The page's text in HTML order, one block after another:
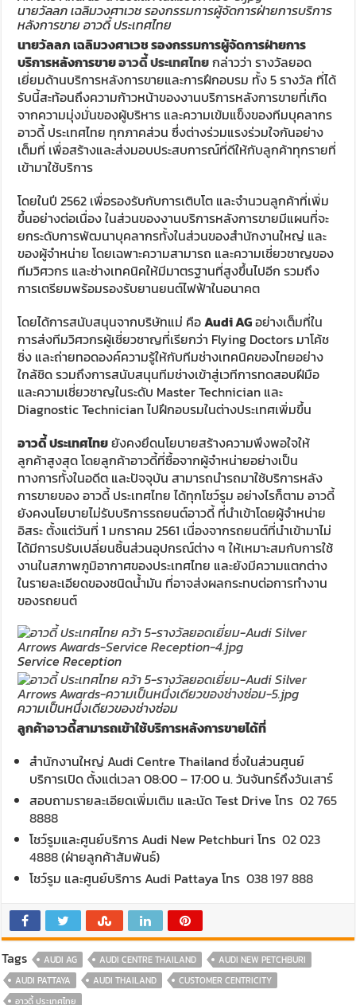
นายวัลลภ เฉลิมวงศาเวช รองกรรมการผู้จัดการฝ่ายการบริการ
หลังการขาย อาวดี้ ประเทศไทย
นายวัลลภ เฉลิมวงศาเวช รองกรรมการผู้จัดการฝ่ายการ
บริการหลังการขายอาวดี้ ประเทศไทยกล่าวว่า รางวัลยอด
เยี่ยมด้านบริการหลังการขายและการฝึกอบรม ทั้ง 5 รางวัล ที่ได้
รับนี้สะท้อนถึงความก้าวหน้าของงานบริการหลังการขายที่เกิด
จากความมุ่งมั่นของผู้บริหาร และความเข้มแข็งของทีมบุคลากร
อาวดี้ ประเทศไทย ทุกภาคส่วน ซึ่งต่างร่วมแรงร่วมใจกันอย่าง
เต็มที่ เพื่อสร้างและส่งมอบประสบการณ์ที่ดีให้กับลูกค้าทุกรายที่
เข้ามาใช้บริการ
โดยในปี 2562 เพื่อรองรับกับการเติบโต และจำนวนลูกค้าที่เพิ่ม
ขึ้นอย่างต่อเนื่อง ในส่วนของงานบริการหลังการขายมีแผนที่จะ
ยกระดับการพัฒนาบุคลากรทั้งในส่วนของสำนักงานใหญ่ และ
ของผู้จำหน่าย โดยเฉพาะความสามารถ และความเชี่ยวชาญของ
ทีมวิศวกร และช่างเทคนิคให้มีมาตรฐานที่สูงขึ้นไปอีก รวมถึง
การเตรียมพร้อมรองรับยานยนต์ไฟฟ้าในอนาคต
โดยได้การสนับสนุนจากบริษัทแม่ คือAudi AGอย่างเต็มที่ใน
การส่งทีมวิศวกรผู้เชี่ยวชาญที่เรียกว่า Flying Doctors มาโค้ช
ชิ่ง และถ่ายทอดองค์ความรู้ให้กับทีมช่างเทคนิคของไทยอย่าง
ใกล้ชิด รวมถึงการสนับสนุนทีมช่างเข้าสู่เวทีการทดสอบฝีมือ
และความเชี่ยวชาญในระดับ Master Technician และ
Diagnostic Technician ไปฝึกอบรมในต่างประเทศเพิ่มขึ้น
อาวดี้ ประเทศไทยยังคงยึดนโยบายสร้างความพึงพอใจให้
ลูกค้าสูงสุด โดยลูกค้าอาวดี้ที่ซื้อจากผู้จำหน่ายอย่างเป็น
ทางการทั้งในอดีต และปัจจุบัน สามารถนำรถมาใช้บริการหลัง
การขายของ อาวดี้ ประเทศไทย ได้ทุกโชว์รูม อย่างไรก็ตาม อาวดี้
ยังคงนโยบายไม่รับบริการรถยนต์อาวดี้ ที่นำเข้าโดยผู้จำหน่าย
อิสระ ตั้งแต่วันที่ 1 มกราคม 2561 เนื่องจากรถยนต์ที่นำเข้ามาไม่
ได้มีการปรับเปลี่ยนชิ้นส่วนอุปกรณ์ต่าง ๆ ให้เหมาะสมกับการใช้
งานในสภาพภูมิอากาศของประเทศไทย และยังมีความแตกต่าง
ในรายละเอียดของชนิดน้ำมัน ที่อาจส่งผลกระทบต่อการทำงาน
ของรถยนต์
Service Reception
ความเป็นหนึ่งเดียวของช่างซ่อม
ลูกค้าอาวดี้สามารถเข้าใช้บริการหลังการขายได้ที่
สำนักงานใหญ่ Audi Centre Thailand ซึ่งในส่วนศูนย์
บริการเปิด ตั้งแต่เวลา 08:00 – 17:00 น. วันจันทร์ถึงวันเสาร์
สอบถามรายละเอียดเพิ่มเติม และนัด Test Drive โทร02 765
8888
โชว์รูมและศูนย์บริการ Audi New Petchburi โทร02 023
4888(ฝ่ายลูกค้าสัมพันธ์)
โชว์รูม และศูนย์บริการ Audi Pattaya โทร038 197 888
Tags AUDI AG AUDI CENTRE THAILAND
AUDI NEW PETCHBURI
AUDI PATTAYA
AUDI THAILAND
CUSTOMER CENTRICITY
อาวดี้ ประเทศไทย